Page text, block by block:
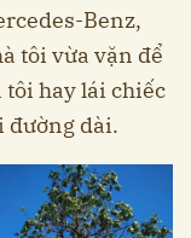
Benz,
tôi vừa vặn để
tôi hay lái chiếc
đường dài.